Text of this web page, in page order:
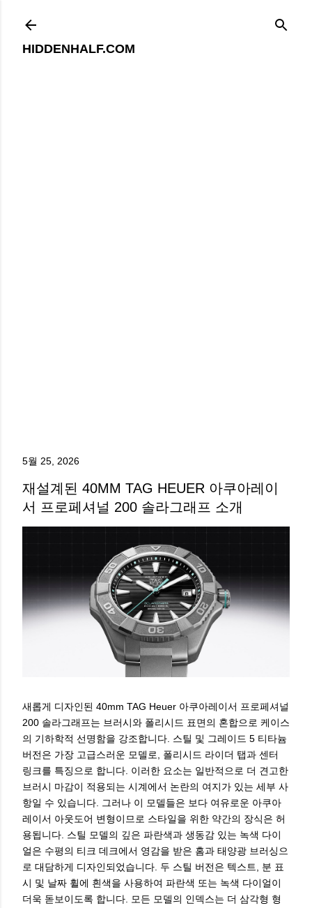
HIDDENHALF.COM
5월 25, 2026
재설계된 40MM TAG HEUER 아쿠아레이
서 프로페셔널 200 솔라그래프 소개
새롭게 디자인된 40mm TAG Heuer 아쿠아레이서 프로페셔널
200 솔라그래프는 브러시와 폴리시드 표면의 혼합으로 케이스
의 기하학적 선명함을 강조합니다. 스틸 및 그레이드 5 티타늄
버전은 가장 고급스러운 모델로, 폴리시드 라이더 탭과 센터
링크를 특징으로 합니다. 이러한 요소는 일반적으로 더 견고한
브러시 마감이 적용되는 시계에서 논란의 여지가 있는 세부 사
항일 수 있습니다. 그러나 이 모델들은 보다 여유로운 아쿠아
레이서 아웃도어 변형이므로 스타일을 위한 약간의 장식은 허
용됩니다. 스틸 모델의 깊은 파란색과 생동감 있는 녹색 다이
얼은 수평의 티크 데크에서 영감을 받은 홈과 태양광 브러싱으
로 대담하게 디자인되었습니다. 두 스틸 버전은 텍스트, 분 표
시 및 날짜 휠에 흰색을 사용하여 파란색 또는 녹색 다이얼이
더욱 돋보이도록 합니다. 모든 모델의 인덱스는 더 삼각형 형